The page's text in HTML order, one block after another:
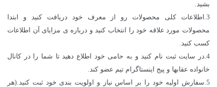
بشید.
3.اطلاعات کلی محصولات رو از معرف خود دریافت کنید و ابتدا
محصولات مورد علاقه خود را انتخاب کنید و درباره ی مزایای آن اطلاعات
کسب کنید.
4.در سایت ثبت نام کنید و به حامی خود اطلاع دهید تا شما را در کانال
خانواده عقابها و پیج اینستاگرام تیم عضو کند.
5.سفارش اولیه خود را بر اساس نیاز و اولویت بندی خود ثبت کنید.(هر